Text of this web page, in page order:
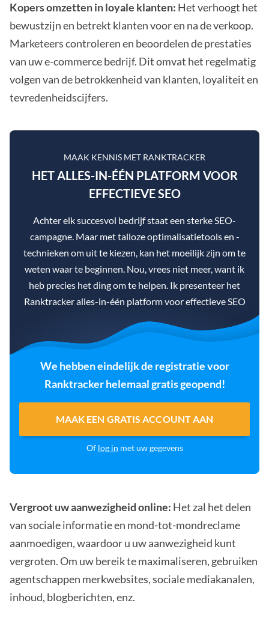
Kopers omzetten in loyale klanten: Het verhoogt het
bewustzijn en betrekt klanten voor en na de verkoop.
Marketeers controleren en beoordelen de prestaties
van uw e-commerce bedrijf. Dit omvat het regelmatig
volgen van de betrokkenheid van klanten, loyaliteit en
tevredenheidscijfers.
MAAK KENNIS MET RANKTRACKER
HET ALLES-IN-ÉÉN PLATFORM VOOR
EFFECTIEVE SEO
Achter elk succesvol bedrijf staat een sterke SEO-
campagne. Maar met talloze optimalisatietools en -
technieken om uit te kiezen, kan het moeilijk zijn om te
weten waar te beginnen. Nou, vrees niet meer, want ik
heb precies het ding om te helpen. Ik presenteer het
Ranktracker alles-in-één platform voor effectieve SEO
We hebben eindelijk de registratie voor
Ranktracker helemaal gratis geopend!
MAAK EEN GRATIS ACCOUNT AAN
Of log in met uw gegevens
Vergroot uw aanwezigheid online: Het zal het delen
van sociale informatie en mond-tot-mondreclame
aanmoedigen, waardoor u uw aanwezigheid kunt
vergroten. Om uw bereik te maximaliseren, gebruiken
agentschappen merkwebsites, sociale mediakanalen,
inhoud, blogberichten, enz.